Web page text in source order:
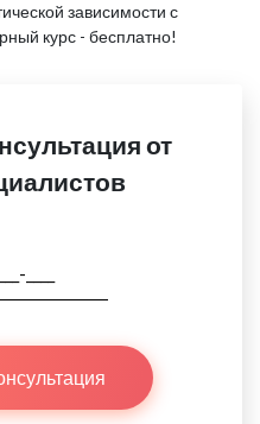
зависимости с
курс - бесплатно!
от